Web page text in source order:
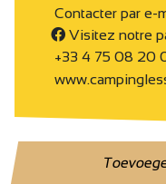
Contacter par e-
Visitez notre
+33 4 75 08 20